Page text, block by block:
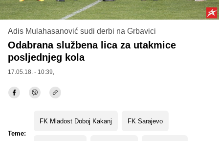
Adis Mulahasanović sudi derbi na Grbavici
Odabrana službena lica za utakmice
posljednjeg kola
17.05.18. - 10:39,
Teme:
FK Mladost Doboj Kakanj FK Sarajevo